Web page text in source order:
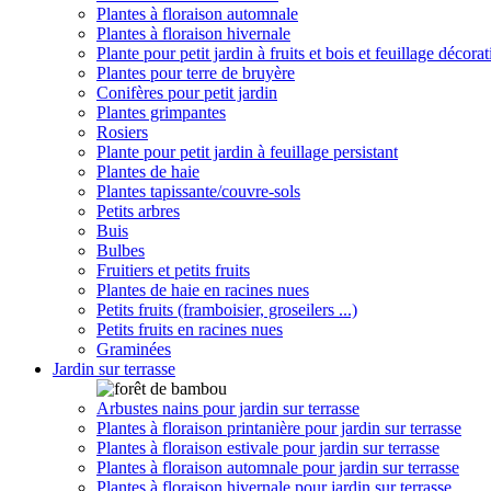
Plantes à floraison automnale
Plantes à floraison hivernale
Plante pour petit jardin à fruits et bois et feuillage
Plantes pour terre de bruyère
Conifères pour petit jardin
Plantes grimpantes
Rosiers
Plante pour petit jardin à feuillage persistant
Plantes de haie
Plantes tapissante/couvre-sols
Petits arbres
Buis
Bulbes
Fruitiers et petits fruits
Plantes de haie en racines nues
Petits fruits (framboisier, groseilers ...)
Petits fruits en racines nues
Graminées
Jardin sur terrasse
Arbustes nains pour jardin sur terrasse
Plantes à floraison printanière pour jardin sur terrasse
Plantes à floraison estivale pour jardin sur terrasse
Plantes à floraison automnale pour jardin sur terrasse
Plantes à floraison hivernale pour jardin sur terrasse